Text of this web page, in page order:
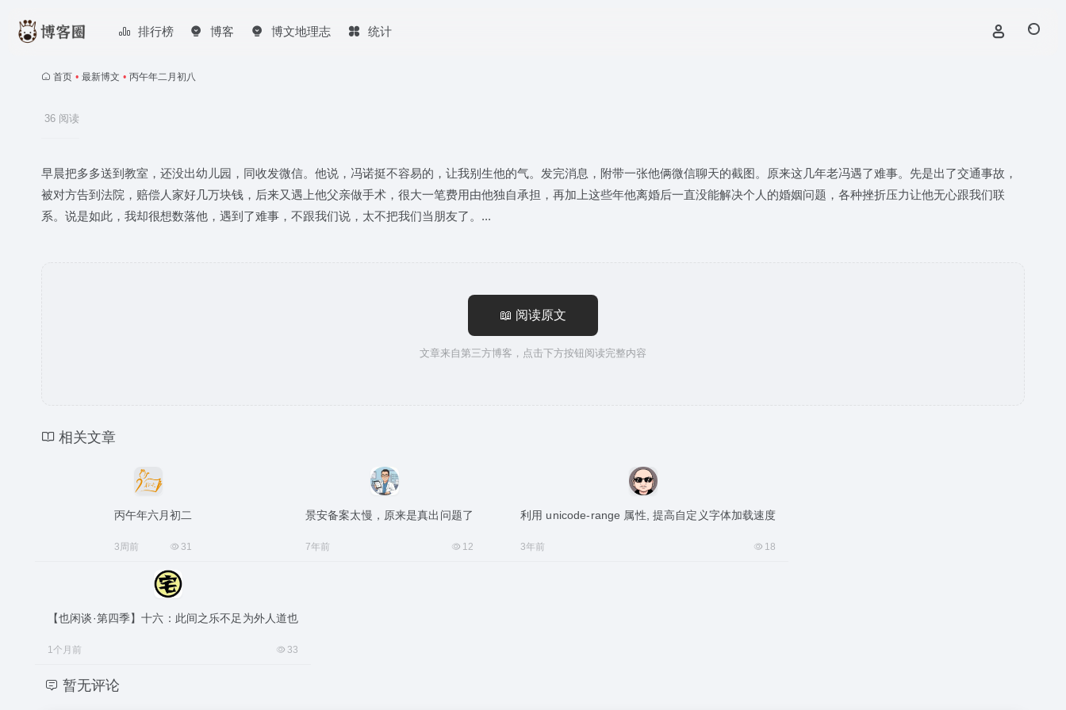
排行榜 博客 博文地理志 统计
首页 • 最新博文 • 丙午年二月初八
36 阅读
早晨把多多送到教室，还没出幼儿园，同收发微信。他说，冯诺挺不容易的，让我别生他的气。发完消息，附带一张他俩微信聊天的截图。原来这几年老冯遇了难事。先是出了交通事故，
被对方告到法院，赔偿人家好几万块钱，后来又遇上他父亲做手术，很大一笔费用由他独自承担，再加上这些年他离婚后一直没能解决个人的婚姻问题，各种挫折压力让他无心跟我们联
系。说是如此，我却很想数落他，遇到了难事，不跟我们说，太不把我们当朋友了。...
📖 阅读原文
文章来自第三方博客，点击下方按钮阅读完整内容
相关文章
丙午年六月初二
3周前 31
景安备案太慢，原来是真出问题了
7年前 12
利用 unicode-range 属性, 提高自定义字体加载速度
3年前 18
【也闲谈·第四季】十六：此间之乐不足为外人道也
1个月前 33
暂无评论